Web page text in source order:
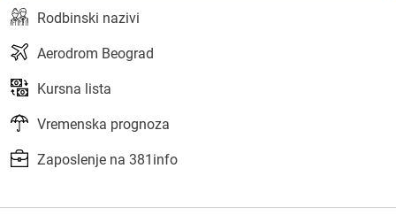
Rodbinski nazivi
Aerodrom Beograd
Kursna lista
Vremenska prognoza
Zaposlenje na 381info